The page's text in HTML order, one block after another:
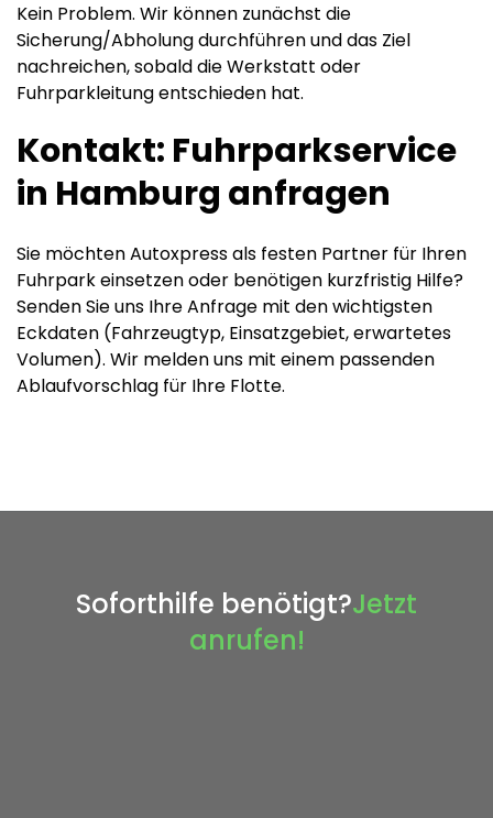
Kein Problem. Wir können zunächst die
Sicherung/Abholung durchführen und das Ziel
nachreichen, sobald die Werkstatt oder
Fuhrparkleitung entschieden hat.
Kontakt: Fuhrparkservice
in Hamburg anfragen
Sie möchten Autoxpress als festen Partner für Ihren
Fuhrpark einsetzen oder benötigen kurzfristig Hilfe?
Senden Sie uns Ihre Anfrage mit den wichtigsten
Eckdaten (Fahrzeugtyp, Einsatzgebiet, erwartetes
Volumen). Wir melden uns mit einem passenden
Ablaufvorschlag für Ihre Flotte.
Soforthilfe benötigt?Jetzt
anrufen!